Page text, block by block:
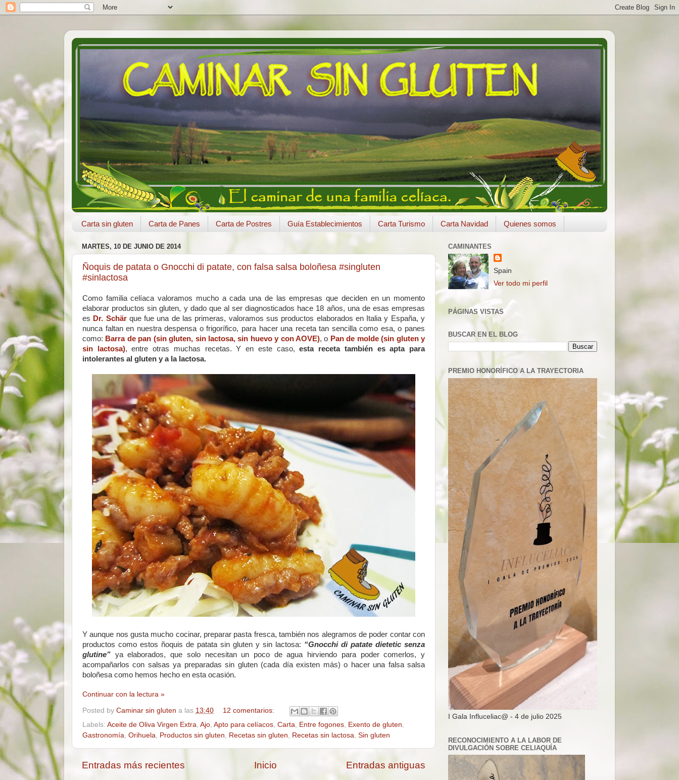
Carta sin gluten Carta de Panes Carta de Postres Guía Establecimientos Carta Turismo Carta Navidad Quienes somos
MARTES, 10 DE JUNIO DE 2014
Ñoquis de patata o Gnocchi di patate, con falsa salsa boloñesa #singluten
#sinlactosa
Como familia celíaca valoramos mucho a cada una de las empresas que deciden en un momento
elaborar productos sin gluten, y dado que al ser diagnosticados hace 18 años, una de esas empresas
es Dr. Schär que fue una de las primeras, valoramos sus productos elaborados en Italia y España, y
nunca faltan en nuestra despensa o frigorífico, para hacer una receta tan sencilla como esa, o panes
como: Barra de pan (sin gluten, sin lactosa, sin huevo y con AOVE), o Pan de molde (sin gluten y
sin lactosa), entre otras muchas recetas. Y en este caso, esta receta también es apta para
intolerantes al gluten y a la lactosa.
Y aunque nos gusta mucho cocinar, preparar pasta fresca, también nos alegramos de poder contar con
productos como estos ñoquis de patata sin gluten y sin lactosa: “Gnocchi di patate dietetic senza
glutine” ya elaborados, que solo necesitan un poco de agua hirviendo para poder comerlos, y
acompañarlos con salsas ya preparadas sin gluten (cada día existen más) o hacer una falsa salsa
boloñesa como hemos hecho en esta ocasión.
Continuar con la lectura »
Posted by Caminar sin gluten a las 13:40
12 comentarios:
Labels: Aceite de Oliva Virgen Extra Ajo Apto para celíacos Carta Entre fogones Exento de gluten
Gastronomía Orihuela Productos sin gluten Recetas sin gluten Recetas sin lactosa Sin gluten
Entradas más recientes Entradas antiguas
Inicio
CAMINANTES
Spain
Ver todo mi perfil
PÁGINAS VISTAS
BUSCAR EN EL BLOG
PREMIO HONORÍFICO A LA TRAYECTORIA
I Gala Influceliac@ - 4 de julio 2025
RECONOCIMIENTO A LA LABOR DE
DIVULGACIÓN SOBRE CELIAQUÍA